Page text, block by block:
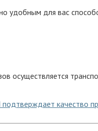
удобным для вас
осуществляется